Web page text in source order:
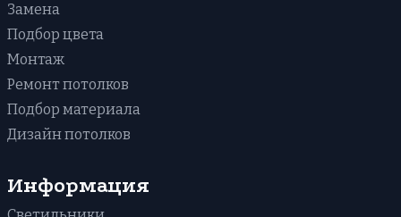
Для офиса
На балкон / на лоджию
На кухню
В ванную
Кривые линии
Одноуровневые
Двухуровневые
Бесшовные
Фактурные с тиснением и узором
Синие
Голубые
Замена
Подбор цвета
Монтаж
Ремонт потолков
Подбор материала
Дизайн потолков
Информация